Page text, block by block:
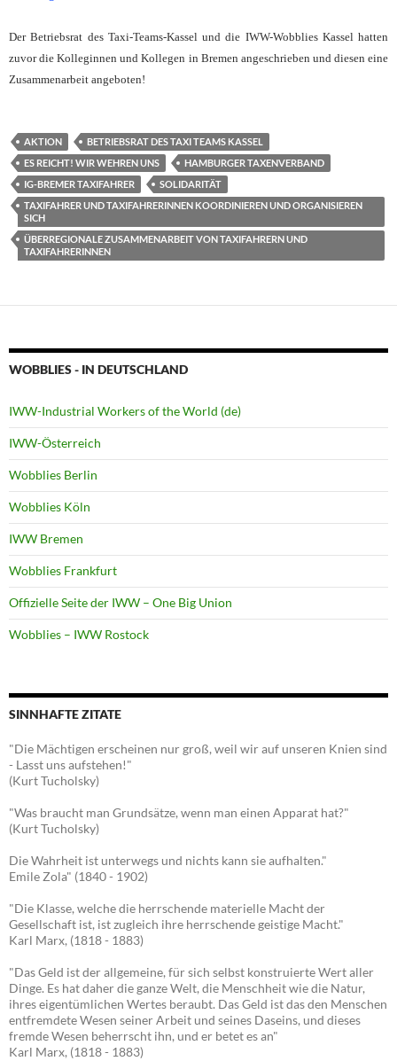
Der Betriebsrat des Taxi-Teams-Kassel und die IWW-Wobblies Kassel hatten
zuvor die Kolleginnen und Kollegen in Bremen angeschrieben und diesen eine
Zusammenarbeit angeboten!
AKTION
BETRIEBSRAT DES TAXI TEAMS KASSEL
ES REICHT! WIR WEHREN UNS
HAMBURGER TAXENVERBAND
IG-BREMER TAXIFAHRER
SOLIDARITÄT
TAXIFAHRER UND TAXIFAHRERINNEN KOORDINIEREN UND ORGANISIEREN
SICH
ÜBERREGIONALE ZUSAMMENARBEIT VON TAXIFAHRERN UND
TAXIFAHRERINNEN
WOBBLIES - IN DEUTSCHLAND
IWW-Industrial Workers of the World (de)
IWW-Österreich
Wobblies Berlin
Wobblies Köln
IWW Bremen
Wobblies Frankfurt
Offizielle Seite der IWW – One Big Union
Wobblies – IWW Rostock
SINNHAFTE ZITATE
"Die Mächtigen erscheinen nur groß, weil wir auf unseren Knien sind
- Lasst uns aufstehen!"
(Kurt Tucholsky)
"Was braucht man Grundsätze, wenn man einen Apparat hat?"
(Kurt Tucholsky)
Die Wahrheit ist unterwegs und nichts kann sie aufhalten."
Emile Zola" (1840 - 1902)
"Die Klasse, welche die herrschende materielle Macht der
Gesellschaft ist, ist zugleich ihre herrschende geistige Macht."
Karl Marx, (1818 - 1883)
"Das Geld ist der allgemeine, für sich selbst konstruierte Wert aller
Dinge. Es hat daher die ganze Welt, die Menschheit wie die Natur,
ihres eigentümlichen Wertes beraubt. Das Geld ist das den Menschen
entfremdete Wesen seiner Arbeit und seines Daseins, und dieses
fremde Wesen beherrscht ihn, und er betet es an"
Karl Marx, (1818 - 1883)